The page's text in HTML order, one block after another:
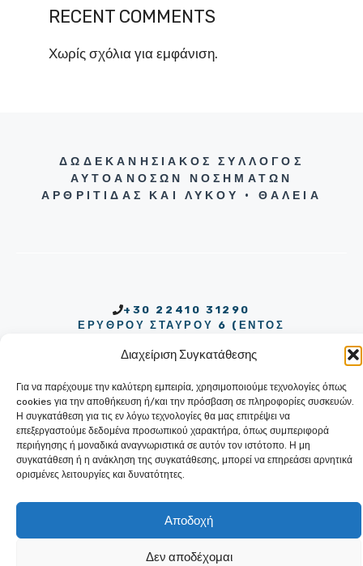
Διαχείριση Συγκατάθεσης
Για να παρέχουμε την καλύτερη εμπειρία, χρησιμοποιούμε τεχνολογίες όπως
cookies για την αποθήκευση ή/και την πρόσβαση σε πληροφορίες συσκευών.
Η συγκατάθεση για τις εν λόγω τεχνολογίες θα μας επιτρέψει να
επεξεργαστούμε δεδομένα προσωπικού χαρακτήρα, όπως συμπεριφορά
περιήγησης ή μοναδικά αναγνωριστικά σε αυτόν τον ιστότοπο. Η μη
συγκατάθεση ή η ανάκληση της συγκατάθεσης, μπορεί να επηρεάσει αρνητικά
ορισμένες λειτουργίες και δυνατότητες.
Αποδοχή
Δεν αποδέχομαι
RECENT COMMENTS
Χωρίς σχόλια για εμφάνιση.
ΔΩΔΕΚΑΝΗΣΙΑΚΟΣ ΣΥΛΛΟΓΟΣ
ΑΥΤΟΑΝΟΣΩΝ ΝΟΣΗΜΑΤΩΝ
ΑΡΘΡΙΤΙΔΑΣ ΚΑΙ ΛΥΚΟΥ • ΘΑΛΕΙΑ
+30 22410 31290
ΕΡΥΘΡΟΥ ΣΤΑΥΡΟΥ 6 (ΕΝΤΟΣ
85100 ΡΟΔΟΣ
© 2026THALIA.GR
ΠΟΛΙΤΙΚΗ ΑΠΟΡΡΗΤΟΥ